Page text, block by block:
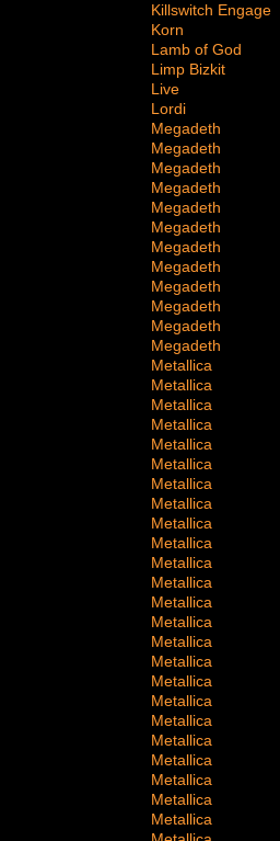
Killswitch Engage
Korn
Lamb of God
Limp Bizkit
Live
Lordi
Megadeth
Megadeth
Megadeth
Megadeth
Megadeth
Megadeth
Megadeth
Megadeth
Megadeth
Megadeth
Megadeth
Megadeth
Metallica
Metallica
Metallica
Metallica
Metallica
Metallica
Metallica
Metallica
Metallica
Metallica
Metallica
Metallica
Metallica
Metallica
Metallica
Metallica
Metallica
Metallica
Metallica
Metallica
Metallica
Metallica
Metallica
Metallica